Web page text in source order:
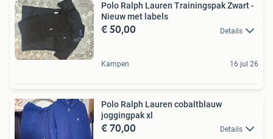
Polo Ralph Lauren Trainingspak Zwart -
Nieuw met labels
€ 50,00 Details
Kampen 16 jul 26
Polo Ralph Lauren cobaltblauw
joggingpak xl
€ 70,00 Details